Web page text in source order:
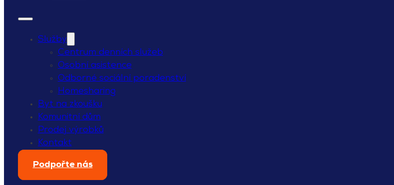
Služby
Centrum denních služeb
Osobní asistence
Odborné sociální poradenství
Homesharing
Byt na zkoušku
Komunitní dům
Prodej výrobků
Kontakt
Podpořte nás